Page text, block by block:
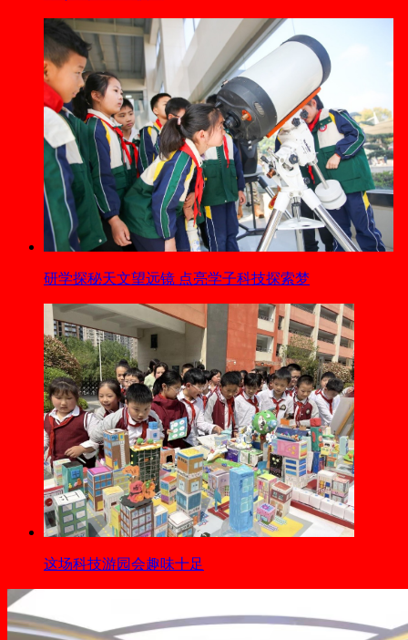
研学探秘天文望远镜 点亮学子科技探索梦
这场科技游园会趣味十足